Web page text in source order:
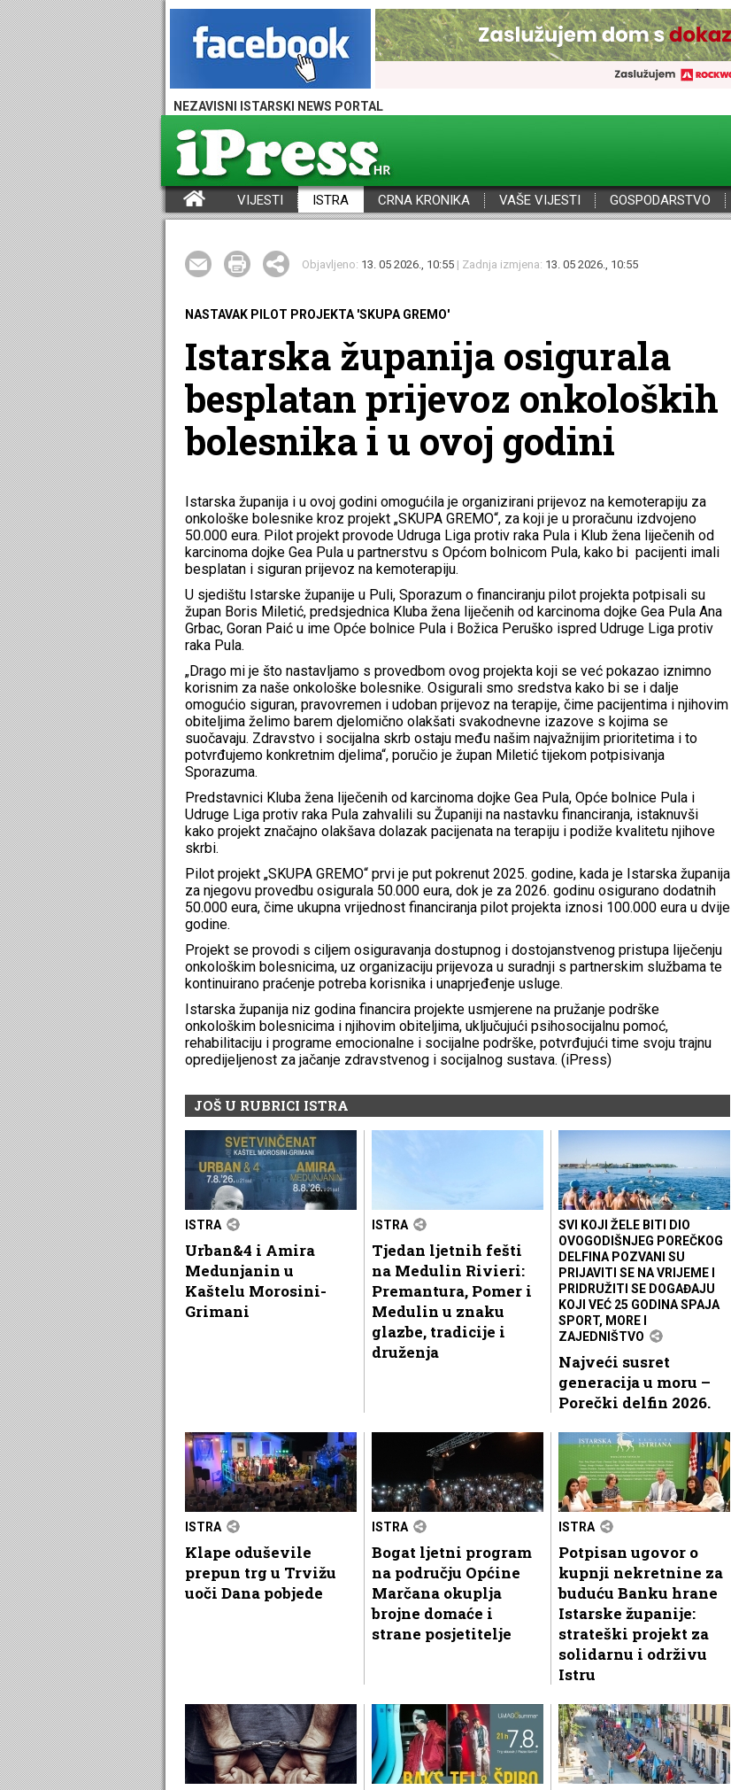
NEZAVISNI ISTARSKI NEWS PORTAL
VIJESTI ISTRA CRNA KRONIKA VAŠE VIJESTI GOSPODARSTVO
Objavljeno: 13. 05 2026., 10:55 | Zadnja izmjena: 13. 05 2026., 10:55
NASTAVAK PILOT PROJEKTA 'SKUPA GREMO'
Istarska županija osigurala
besplatan prijevoz onkoloških
bolesnika i u ovoj godini
Istarska županija i u ovoj godini omogućila je organizirani prijevoz na kemoterapiju za
onkološke bolesnike kroz projekt „SKUPA GREMO“, za koji je u proračunu izdvojeno
50.000 eura. Pilot projekt provode Udruga Liga protiv raka Pula i Klub žena liječenih od
karcinoma dojke Gea Pula u partnerstvu s Općom bolnicom Pula, kako bi pacijenti imali
besplatan i siguran prijevoz na kemoterapiju.
U sjedištu Istarske županije u Puli, Sporazum o financiranju pilot projekta potpisali su
župan Boris Miletić, predsjednica Kluba žena liječenih od karcinoma dojke Gea Pula Ana
Grbac, Goran Paić u ime Opće bolnice Pula i Božica Peruško ispred Udruge Liga protiv
raka Pula.
„Drago mi je što nastavljamo s provedbom ovog projekta koji se već pokazao iznimno
korisnim za naše onkološke bolesnike. Osigurali smo sredstva kako bi se i dalje
omogućio siguran, pravovremen i udoban prijevoz na terapije, čime pacijentima i njihovim
obiteljima želimo barem djelomično olakšati svakodnevne izazove s kojima se
suočavaju. Zdravstvo i socijalna skrb ostaju među našim najvažnijim prioritetima i to
potvrđujemo konkretnim djelima“, poručio je župan Miletić tijekom potpisivanja
Sporazuma.
Predstavnici Kluba žena liječenih od karcinoma dojke Gea Pula, Opće bolnice Pula i
Udruge Liga protiv raka Pula zahvalili su Županiji na nastavku financiranja, istaknuvši
kako projekt značajno olakšava dolazak pacijenata na terapiju i podiže kvalitetu njihove
skrbi.
Pilot projekt „SKUPA GREMO“ prvi je put pokrenut 2025. godine, kada je Istarska županija
za njegovu provedbu osigurala 50.000 eura, dok je za 2026. godinu osigurano dodatnih
50.000 eura, čime ukupna vrijednost financiranja pilot projekta iznosi 100.000 eura u dvije
godine.
Projekt se provodi s ciljem osiguravanja dostupnog i dostojanstvenog pristupa liječenju
onkološkim bolesnicima, uz organizaciju prijevoza u suradnji s partnerskim službama te
kontinuirano praćenje potreba korisnika i unaprjeđenje usluge.
Istarska županija niz godina financira projekte usmjerene na pružanje podrške
onkološkim bolesnicima i njihovim obiteljima, uključujući psihosocijalnu pomoć,
rehabilitaciju i programe emocionalne i socijalne podrške, potvrđujući time svoju trajnu
opredijeljenost za jačanje zdravstvenog i socijalnog sustava. (iPress)
JOŠ U RUBRICI ISTRA
ISTRA
Urban&4 i Amira
Medunjanin u
Kaštelu Morosini-
Grimani
ISTRA
Tjedan ljetnih fešti
na Medulin Rivieri:
Premantura, Pomer i
Medulin u znaku
glazbe, tradicije i
druženja
SVI KOJI ŽELE BITI DIO
OVOGODIŠNJEG POREČKOG
DELFINA POZVANI SU
PRIJAVITI SE NA VRIJEME I
PRIDRUŽITI SE DOGAĐAJU
KOJI VEĆ 25 GODINA SPAJA
SPORT, MORE I
ZAJEDNIŠTVO
Najveći susret
generacija u moru –
Porečki delfin 2026.
ISTRA
Klape oduševile
prepun trg u Trvižu
uoči Dana pobjede
ISTRA
Bogat ljetni program
na području Općine
Marčana okuplja
brojne domaće i
strane posjetitelje
ISTRA
Potpisan ugovor o
kupnji nekretnine za
buduću Banku hrane
Istarske županije:
strateški projekt za
solidarnu i održivu
Istru